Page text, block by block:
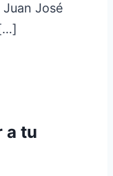
Juan José
a tu